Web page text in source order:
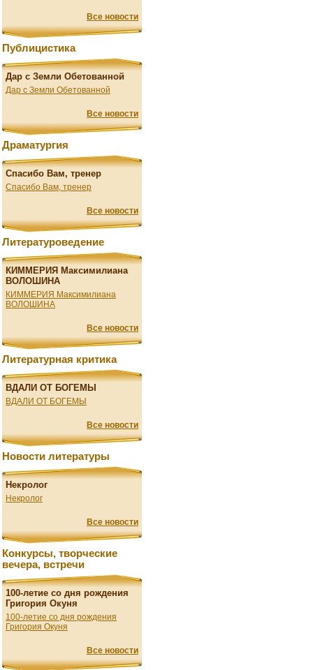
Все новости
Публицистика
Дар с Земли Обетованной
Дар с Земли Обетованной
Все новости
Драматургия
Спасибо Вам, тренер
Спасибо Вам, тренер
Все новости
Литературоведение
КИММЕРИЯ Максимилиана
ВОЛОШИНА
КИММЕРИЯ Максимилиана
ВОЛОШИНА
Все новости
Литературная критика
ВДАЛИ ОТ БОГЕМЫ
ВДАЛИ ОТ БОГЕМЫ
Все новости
Новости литературы
Некролог
Некролог
Все новости
Конкурсы, творческие
вечера, встречи
100-летие со дня рождения
Григория Окуня
100-летие со дня рождения
Григория Окуня
Все новости